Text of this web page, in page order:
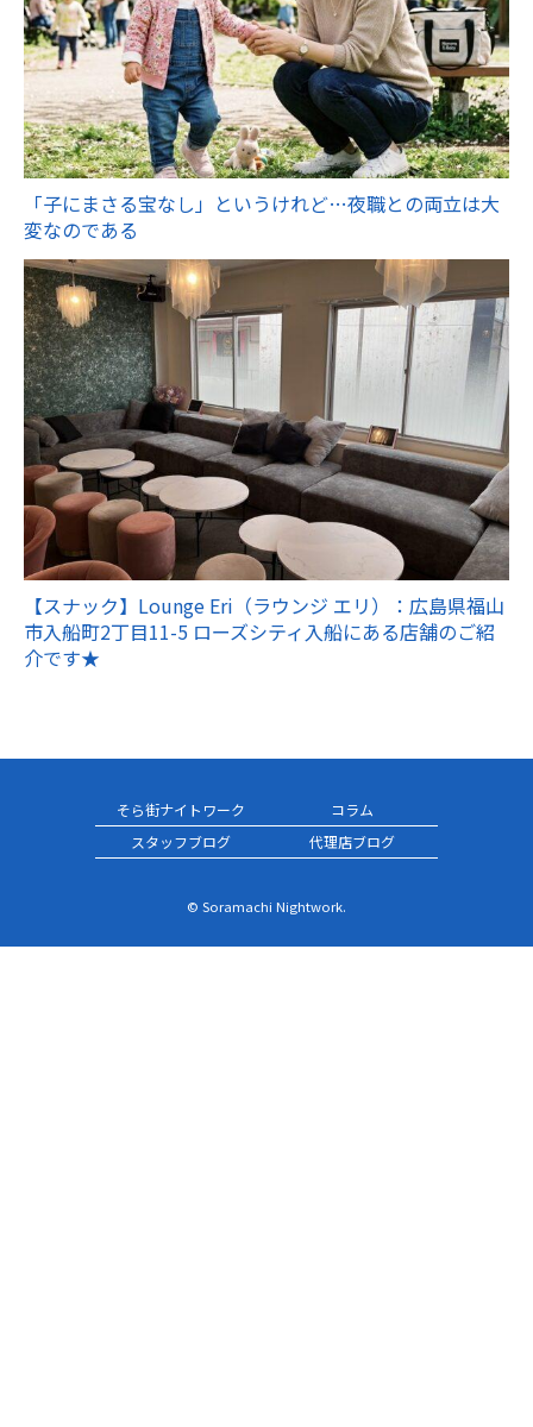
「子にまさる宝なし」というけれど…夜職との両立は大
変なのである
【スナック】Lounge Eri（ラウンジ エリ）：広島県福山
市入船町2丁目11-5 ローズシティ入船にある店舗のご紹
介です★
そら街ナイトワーク
コラム
スタッフブログ
代理店ブログ
© Soramachi Nightwork.